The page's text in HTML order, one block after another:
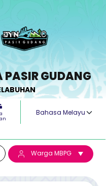
GUDANG
Select your
Warga MBPG